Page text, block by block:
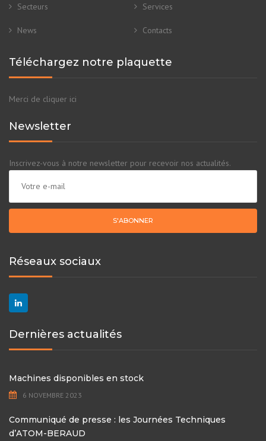
Secteurs Services
News Contacts
Téléchargez notre plaquette
Merci de cliquer ici
Newsletter
Inscrivez-vous à notre newsletter pour recevoir nos actualités.
Réseaux sociaux
Dernières actualités
Machines disponibles en stock
6 NOVEMBRE 2023
Communiqué de presse : les Journées Techniques
d’ATOM-BERAUD